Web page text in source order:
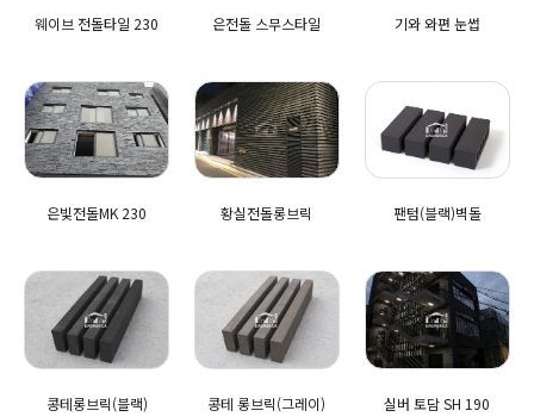
웨이브 전돌타일 230 은전돌 스무스타일 기와 와편 눈썹
은빛전돌MK 230 황실전돌롱브릭 팬텀(블랙)벽돌
콩테롱브릭(블랙) 콩테 롱브릭(그레이) 실버 토담 SH 190